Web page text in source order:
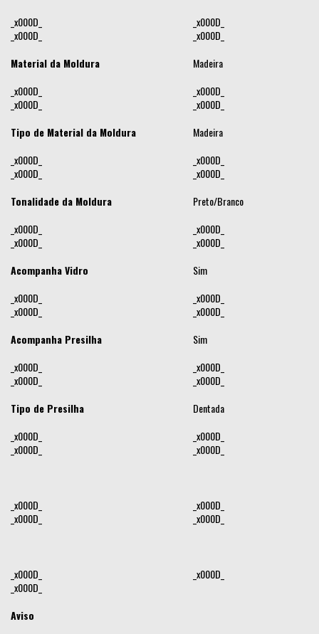
_x000D_
_x000D_
_x000D_
Material da Moldura
_x000D_
_x000D_
Madeira
_x000D_
_x000D_
Tipo de Material da Moldura
_x000D_
_x000D_
Madeira
_x000D_
_x000D_
Tonalidade da Moldura
_x000D_
_x000D_
Preto/Branco
_x000D_
_x000D_
Acompanha Vidro
_x000D_
_x000D_
Sim
_x000D_
_x000D_
Acompanha Presilha
_x000D_
_x000D_
Sim
_x000D_
_x000D_
Tipo de Presilha
_x000D_
_x000D_
Dentada
_x000D_
_x000D_
_x000D_
_x000D_
_x000D_
_x000D_
_x000D_
_x000D_
_x000D_
_x000D_
Aviso